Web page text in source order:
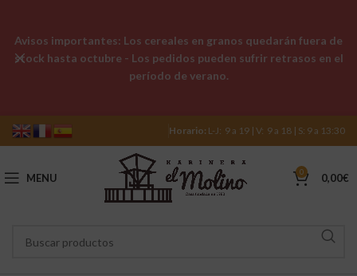
Horario: L-J: 9 a 19 | V: 9 a 18 | S: 9 a 13:30
MENU 0 0,00€
Avisos importantes: Los cereales en granos quedarán fuera de
stock hasta octubre - Los pedidos pueden sufrir retrasos en el
período de verano.